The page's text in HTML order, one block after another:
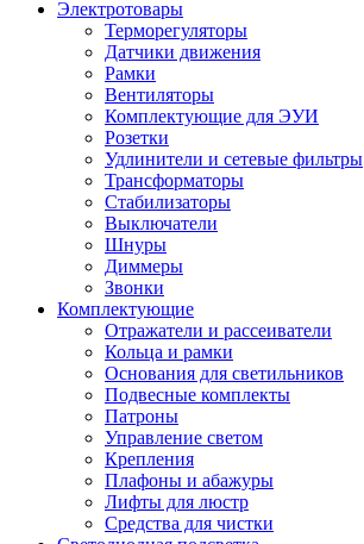
Электротовары
Терморегуляторы
Датчики движения
Рамки
Вентиляторы
Комплектующие для ЭУИ
Розетки
Удлинители и сетевые фильтры
Трансформаторы
Стабилизаторы
Выключатели
Шнуры
Диммеры
Звонки
Комплектующие
Отражатели и рассеиватели
Кольца и рамки
Основания для светильников
Подвесные комплекты
Патроны
Управление светом
Крепления
Плафоны и абажуры
Лифты для люстр
Средства для чистки